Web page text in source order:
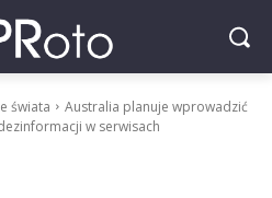
świata
Australia planuje wprowadzić
w serwisach